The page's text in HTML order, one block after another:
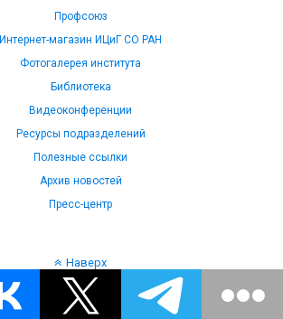
Профсоюз
Интернет-магазин ИЦиГ СО РАН
Фотогалерея института
Библиотека
Видеоконференции
Ресурсы подразделений
Полезные ссылки
Архив новостей
Пресс-центр
Наверх